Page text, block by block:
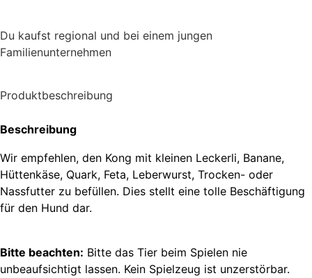
Du kaufst regional und bei einem jungen
Familienunternehmen
Produktbeschreibung
Beschreibung
Wir empfehlen, den Kong mit kleinen Leckerli, Banane,
Hüttenkäse, Quark, Feta, Leberwurst, Trocken- oder
Nassfutter zu befüllen. Dies stellt eine tolle Beschäftigung
für den Hund dar.
Bitte beachten: Bitte das Tier beim Spielen nie
unbeaufsichtigt lassen. Kein Spielzeug ist unzerstörbar.